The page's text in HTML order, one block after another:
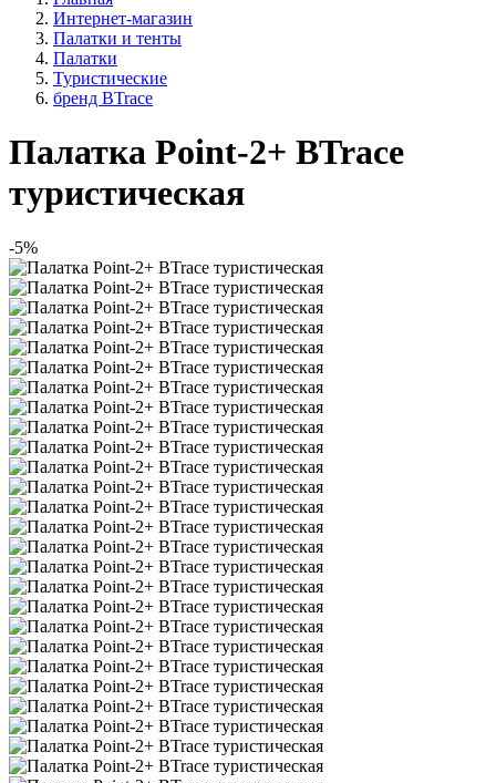
Интернет-магазин
Палатки и тенты
Палатки
Туристические
бренд BTrace
Палатка Point-2+ BTrace
туристическая
-5%